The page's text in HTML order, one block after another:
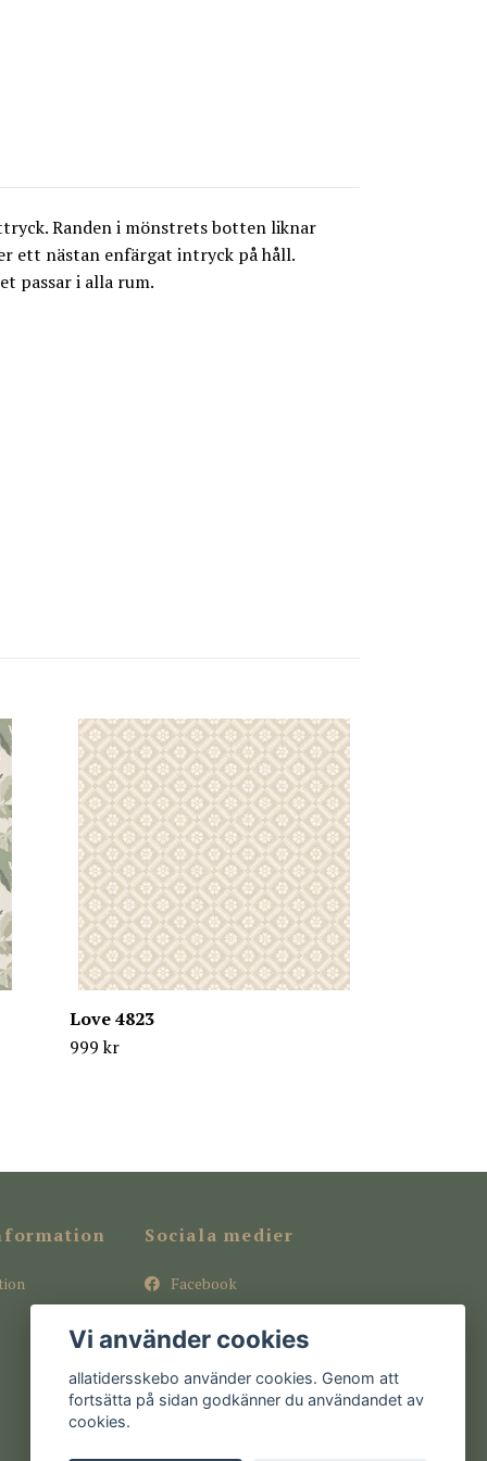
Randen i mönstrets botten liknar
ett nästan enfärgat intryck på håll.
passar i alla rum.
Love 4823
999 kr
Sociala medier
Facebook
Pinterest
Vi använder cookies
allatidersskebo använder cookies. Genom att
fortsätta på sidan godkänner du användandet av
cookies.